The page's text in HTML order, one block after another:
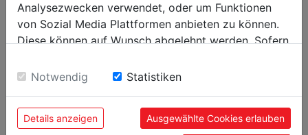
Srovnávací frézka se spirálovým
frézovacím válcem
*
Analysezwecken verwendet, oder um Funktionen
von Sozial Media Plattformen anbieten zu können.
Diese können auf Wunsch abgelehnt werden. Sofern
Einwilligung zu unseren Cookies.
Notwendig Statistiken
Details anzeigen Ausgewählte Cookies erlauben